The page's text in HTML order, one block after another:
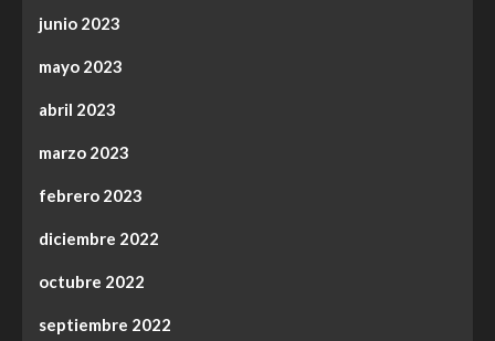
junio 2023
mayo 2023
abril 2023
marzo 2023
febrero 2023
diciembre 2022
octubre 2022
septiembre 2022